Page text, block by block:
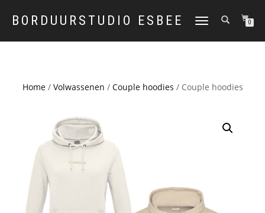
BORDUURSTUDIO ESBEE
TOGGLE
0
Home/ Volwassenen / Couple hoodies / Couple hoodies